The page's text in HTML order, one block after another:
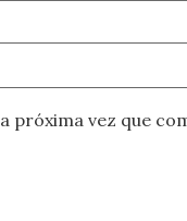
próxima vez que